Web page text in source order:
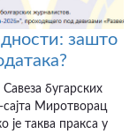
зашто
бугарских
сајта Миротворац
је таква пракса у